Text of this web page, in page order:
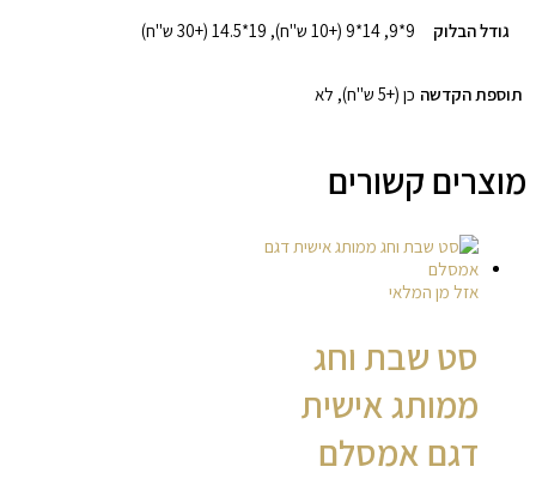
גודל הבלוק 9*9, 14*9 (+10 ש"ח), 19*14.5 (+30 ש"ח)
תוספת הקדשה כן (+5 ש"ח), לא
מוצרים קשורים
אזל מן המלאי
סט שבת וחג
ממותג אישית
דגם אמסלם